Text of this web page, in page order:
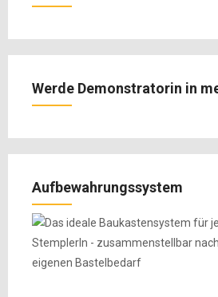
Werde Demonstratorin in
Aufbewahrungssystem